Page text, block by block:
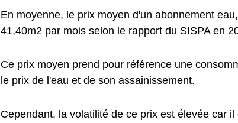
En moyenne, le prix moyen d'un abonnement
41,40m2 par mois selon le rapport du SISPA en
Ce prix moyen prend pour référence une
le prix de l'eau et de son assainissement.
Cependant, la volatilité de ce prix est élevée car